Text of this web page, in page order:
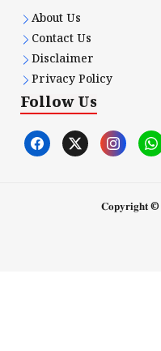
About Us
Contact Us
Disclaimer
Privacy Policy
Follow Us
𝐂𝐨𝐩𝐲𝐫𝐢𝐠𝐡𝐭 ©